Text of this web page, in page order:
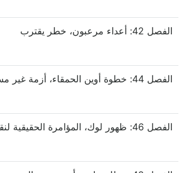
الفصل 42: أعداء مرعبون، خطر يقترب
الفصل 44: خطوة أوين الحمقاء، أزمة غير مسبوقة